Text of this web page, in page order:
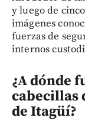
y luego de
imágenes
fuerzas de
internos
¿A dónde
cabecillas
de Itagüí?